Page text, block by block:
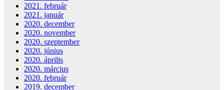
2021. február
2021. január
2020. december
2020. november
2020. szeptember
2020. június
2020. április
2020. március
2020. február
2019. december